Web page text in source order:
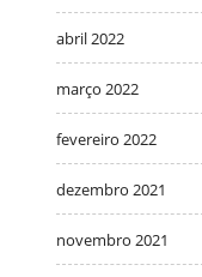
abril 2022
março 2022
fevereiro 2022
dezembro 2021
novembro 2021